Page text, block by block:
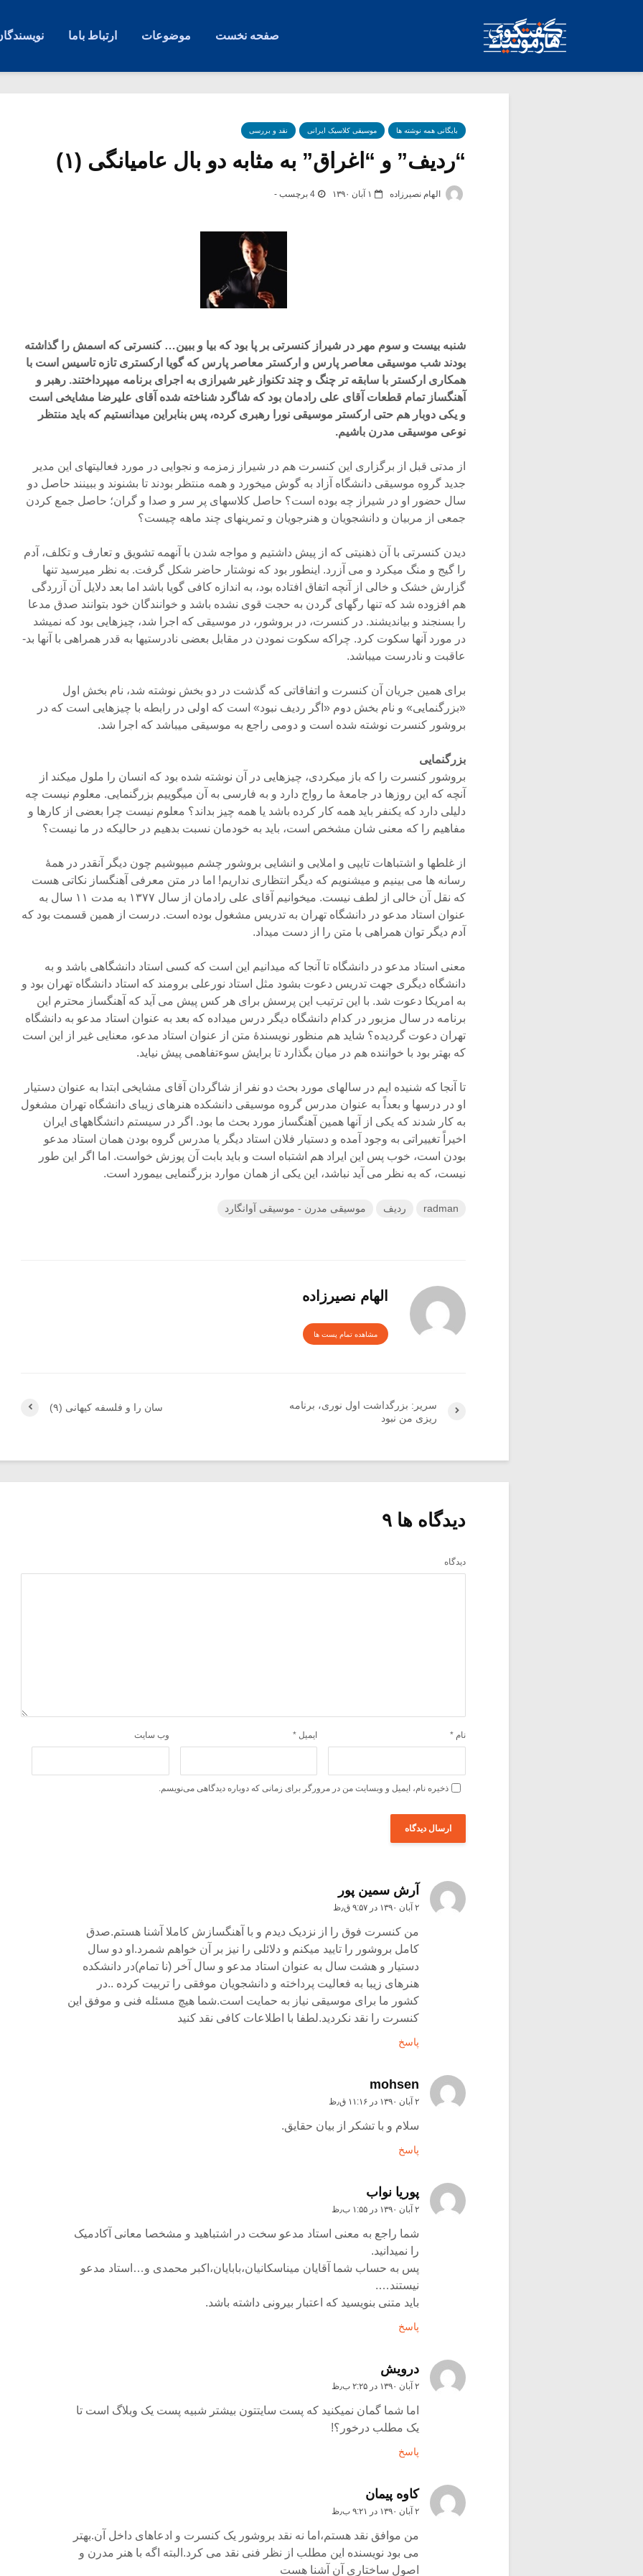
صفحه نخست موضوعات ارتباط باما
بایگانی همه نوشته ها موسیقی کلاسیک ایرانی نقد و بررسی
“ردیف” و “اغراق” به مثابه دو بال عامیانگی (۱)
الهام نصیرزاده ۱ آبان ۱۳۹۰ 4 برچسب -
شنبه بیست و سوم مهر در شیراز کنسرتی بر پا بود که بیا و ببین… کنسرتی که اسمش را گذاشته
بودند شب موسیقی معاصر پارس و ارکستر معاصر پارس که گویا ارکستری تازه تاسیس است با
همکاری ارکستر با سابقه تر چنگ و چند تکنواز غیر شیرازی به اجرای برنامه میپرداختند. رهبر و
آهنگساز تمام قطعات آقای علی رادمان بود که شاگرد شناخته شده آقای علیرضا مشایخی است
و یکی دوبار هم حتی ارکستر موسیقی نورا رهبری کرده، پس بنابراین میدانستیم که باید منتظر
نوعی موسیقی مدرن باشیم.
از مدتی قبل از برگزاری این کنسرت هم در شیراز زمزمه و نجوایی در مورد فعالیتهای این مدیر
جدید گروه موسیقی دانشگاه آزاد به گوش میخورد و همه منتظر بودند تا بشنوند و ببینند حاصل دو
سال حضور او در شیراز چه بوده است؟ حاصل کلاسهای پر سر و صدا و گران؛ حاصل جمع کردن
جمعی از مربیان و دانشجویان و هنرجویان و تمرینهای چند ماهه چیست؟
دیدن کنسرتی با آن ذهنیتی که از پیش داشتیم و مواجه شدن با آنهمه تشویق و تعارف و تکلف، آدم
را گیج و منگ میکرد و می آزرد. اینطور بود که نوشتار حاضر شکل گرفت. به نظر میرسید تنها
گزارش خشک و خالی از آنچه اتفاق افتاده بود، به اندازه کافی گویا باشد اما بعد دلایل آن آزردگی
هم افزوده شد که تنها رگهای گردن به حجت قوی نشده باشد و خوانندگان خود بتوانند صدق مدعا
را بسنجند و بیاندیشند. در کنسرت، در بروشور، در موسیقی که اجرا شد، چیزهایی بود که نمیشد
در مورد آنها سکوت کرد. چراکه سکوت نمودن در مقابل بعضی نادرستیها به قدر همراهی با آنها بد-
عاقبت و نادرست میباشد.
برای همین جریان آن کنسرت و اتفاقاتی که گذشت در دو بخش نوشته شد، نام بخش اول
«بزرگنمایی» و نام بخش دوم «اگر ردیف نبود» است که اولی در رابطه با چیزهایی است که در
بروشور کنسرت نوشته شده است و دومی راجع به موسیقی میباشد که اجرا شد.
بزرگنمایی
بروشور کنسرت را که باز میکردی، چیزهایی در آن نوشته شده بود که انسان را ملول میکند از
آنچه که این روزها در جامعۀ ما رواج دارد و به فارسی به آن میگوییم بزرگنمایی. معلوم نیست چه
دلیلی دارد که یکنفر باید همه کار کرده باشد یا همه چیز بداند؟ معلوم نیست چرا بعضی از کارها و
مفاهیم را که معنی شان مشخص است، باید به خودمان نسبت بدهیم در حالیکه در ما نیست؟
از غلطها و اشتباهات تایپی و املایی و انشایی بروشور چشم میپوشیم چون دیگر آنقدر در همۀ
رسانه ها می بینیم و میشنویم که دیگر انتظاری نداریم! اما در متن معرفی آهنگساز نکاتی هست
که نقل آن خالی از لطف نیست. میخوانیم آقای علی رادمان از سال ۱۳۷۷ به مدت ۱۱ سال به
عنوان استاد مدعو در دانشگاه تهران به تدریس مشغول بوده است. درست از همین قسمت بود که
آدم دیگر توان همراهی با متن را از دست میداد.
معنی استاد مدعو در دانشگاه تا آنجا که میدانیم این است که کسی استاد دانشگاهی باشد و به
دانشگاه دیگری جهت تدریس دعوت بشود مثل استاد نورعلی برومند که استاد دانشگاه تهران بود و
به امریکا دعوت شد. با این ترتیب این پرسش برای هر کس پیش می آید که آهنگساز محترم این
برنامه در سال مزبور در کدام دانشگاه دیگر درس میداده که بعد به عنوان استاد مدعو به دانشگاه
تهران دعوت گردیده؟ شاید هم منظور نویسندۀ متن از عنوان استاد مدعو، معنایی غیر از این است
که بهتر بود با خواننده هم در میان بگذارد تا برایش سوءتفاهمی پیش نیاید.
تا آنجا که شنیده ایم در سالهای مورد بحث دو نفر از شاگردان آقای مشایخی ابتدا به عنوان دستیار
او در درسها و بعداً به عنوان مدرس گروه موسیقی دانشکده هنرهای زیبای دانشگاه تهران مشغول
به کار شدند که یکی از آنها همین آهنگساز مورد بحث ما بود. اگر در سیستم دانشگاههای ایران
اخیراً تغییراتی به وجود آمده و دستیار فلان استاد دیگر یا مدرس گروه بودن همان استاد مدعو
بودن است، خوب پس این ایراد هم اشتباه است و باید بابت آن پوزش خواست. اما اگر این طور
نیست، که به نظر می آید نباشد، این یکی از همان موارد بزرگنمایی بیمورد است.
radman ردیف موسیقی مدرن - موسیقی آوانگارد
الهام نصیرزاده
مشاهده تمام پست ها
سان را و فلسفه کیهانی (۹)
سریر: بزرگداشت اول نوری، برنامه
ریزی من نبود
دیدگاه ها ۹
دیدگاه
نام * ایمیل * وب‌ سایت
ذخیره نام، ایمیل و وبسایت من در مرورگر برای زمانی که دوباره دیدگاهی می‌نویسم.
آرش سمین پور
۲ آبان ۱۳۹۰ در ۹:۵۷ ق٫ظ
من کنسرت فوق را از نزدیک دیدم و با آهنگسازش کاملا آشنا هستم.صدق
کامل بروشور را تایید میکنم و دلائلی را نیز بر آن خواهم شمرد.او دو سال
دستیار و هشت سال به عنوان استاد مدعو و سال آخر (نا تمام)در دانشکده
هنرهای زیبا به فعالیت پرداخته و دانشجویان موفقی را تربیت کرده ..در
کشور ما برای موسیقی نیاز به حمایت است.شما هیچ مسئله فنی و موفق این
کنسرت را نقد نکردید.لطفا با اطلاعات کافی نقد کنید
پاسخ
mohsen
۲ آبان ۱۳۹۰ در ۱۱:۱۶ ق٫ظ
سلام و با تشکر از بیان حقایق.
پاسخ
پوریا نواب
۲ آبان ۱۳۹۰ در ۱:۵۵ ب٫ظ
شما راجع به معنی استاد مدعو سخت در اشتباهید و مشخصا معانی آکادمیک
را نمیدانید.
پس به حساب شما آقایان میناسکانیان،بابایان،اکبر محمدی و…استاد مدعو
نیستند….
باید متنی بنویسید که اعتبار بیرونی داشته باشد.
پاسخ
درویش
۲ آبان ۱۳۹۰ در ۲:۲۵ ب٫ظ
اما شما گمان نمیکنید که پست سایتتون بیشتر شبیه پست یک وبلاگ است تا
یک مطلب درخور؟!
پاسخ
کاوه پیمان
۲ آبان ۱۳۹۰ در ۹:۲۱ ب٫ظ
من موافق نقد هستم،اما نه نقد بروشور یک کنسرت و ادعاهای داخل آن.بهتر
می بود نویسنده این مطلب از نظر فنی نقد می کرد.البته اگه با هنر مدرن و
اصول ساختاری آن آشنا هست